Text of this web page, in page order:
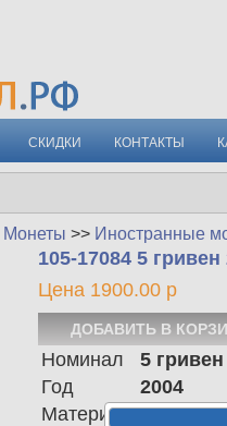
СКИДКИ КОНТАКТЫ
Монеты >> Иностранные
105-17084 5
Цена 1900.00 р
Номинал
5 гривен
Год
2004
Материал